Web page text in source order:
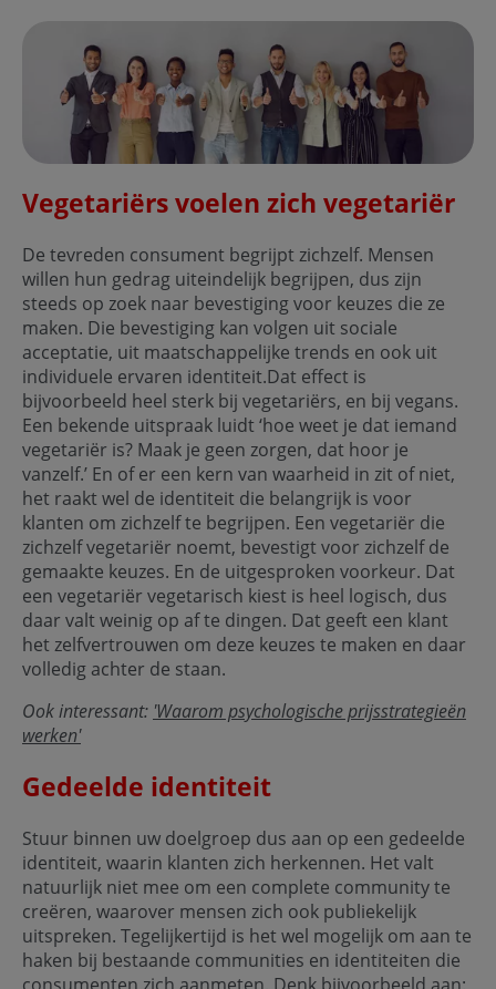
Vegetariërs voelen zich vegetariër
De tevreden consument begrijpt zichzelf. Mensen
willen hun gedrag uiteindelijk begrijpen, dus zijn
steeds op zoek naar bevestiging voor keuzes die ze
maken. Die bevestiging kan volgen uit sociale
acceptatie, uit maatschappelijke trends en ook uit
individuele ervaren identiteit.Dat effect is
bijvoorbeeld heel sterk bij vegetariërs, en bij vegans.
Een bekende uitspraak luidt ‘hoe weet je dat iemand
vegetariër is? Maak je geen zorgen, dat hoor je
vanzelf.’ En of er een kern van waarheid in zit of niet,
het raakt wel de identiteit die belangrijk is voor
klanten om zichzelf te begrijpen. Een vegetariër die
zichzelf vegetariër noemt, bevestigt voor zichzelf de
gemaakte keuzes. En de uitgesproken voorkeur. Dat
een vegetariër vegetarisch kiest is heel logisch, dus
daar valt weinig op af te dingen. Dat geeft een klant
het zelfvertrouwen om deze keuzes te maken en daar
volledig achter de staan.
Ook interessant: 'Waarom psychologische prijsstrategieën
werken'
Gedeelde identiteit
Stuur binnen uw doelgroep dus aan op een gedeelde
identiteit, waarin klanten zich herkennen. Het valt
natuurlijk niet mee om een complete community te
creëren, waarover mensen zich ook publiekelijk
uitspreken. Tegelijkertijd is het wel mogelijk om aan te
haken bij bestaande communities en identiteiten die